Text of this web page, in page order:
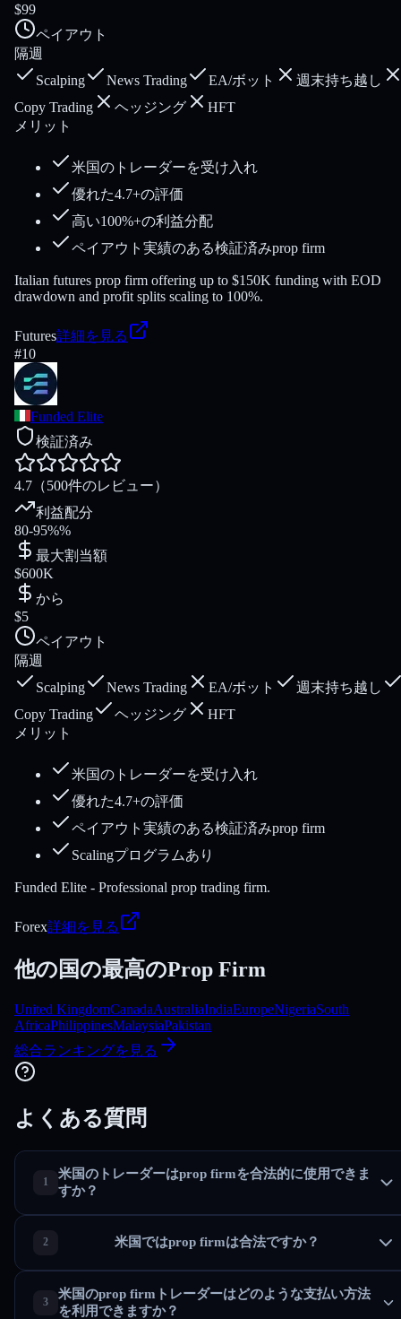
$99
ペイアウト
隔週
Scalping
News Trading EA/ボット
週末持ち越し
Copy Trading
ヘッジング
HFT
メリット
米国のトレーダーを受け入れ
優れた4.7+の評価
高い100%+の利益分配
ペイアウト実績のある検証済みprop firm
Italian futures prop firm offering up to $150K funding with EOD
drawdown and profit splits scaling to 100%.
Futures詳細を見る
#10
Funded Elite
検証済み
4.7 （500件のレビュー）
利益配分
80-95%%
最大割当額
$600K
から
$5
ペイアウト
隔週
Scalping
News Trading EA/ボット
週末持ち越し
Copy Trading
ヘッジング
HFT
メリット
米国のトレーダーを受け入れ
優れた4.7+の評価
ペイアウト実績のある検証済みprop firm
Scalingプログラムあり
Funded Elite - Professional prop trading firm.
Forex詳細を見る
他の国の最高のProp Firm
United KingdomCanadaAustraliaIndiaEuropeNigeriaSouth
AfricaPhilippinesMalaysiaPakistan
総合ランキングを見る
よくある質問
米国のトレーダーはprop firmを合法的に使用できま
すか？
米国ではprop firmは合法ですか？
米国のprop firmトレーダーはどのような支払い方法
を利用できますか？